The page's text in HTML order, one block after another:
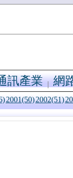
訊產業 網
2001(50)2002(51)